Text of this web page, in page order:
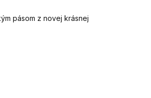
pásom z novej krásnej